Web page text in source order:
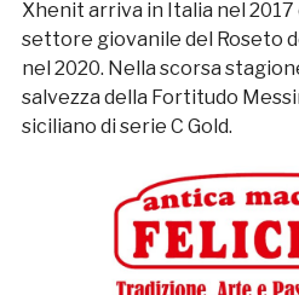
Xhenit arriva in Italia nel
settore giovanile del Roseto
nel 2020. Nella scorsa
salvezza della Fortitudo
siciliano di serie C Gold.